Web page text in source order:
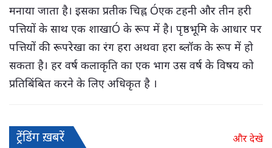
मनाया जाता है। इसका प्रतीक चिह्न Óएक टहनी और तीन हरी
पत्तियों के साथ एक शाखाÓ के रूप में है। पृष्ठभूमि के आधार पर
पत्तियों की रूपरेखा का रंग हरा अथवा हरा ब्लॉक के रूप में हो
सकता है। हर वर्ष कलाकृति का एक भाग उस वर्ष के विषय को
प्रतिबिंबित करने के लिए अधिकृत है ।
ट्रेंडिंग ख़बरें और देखे